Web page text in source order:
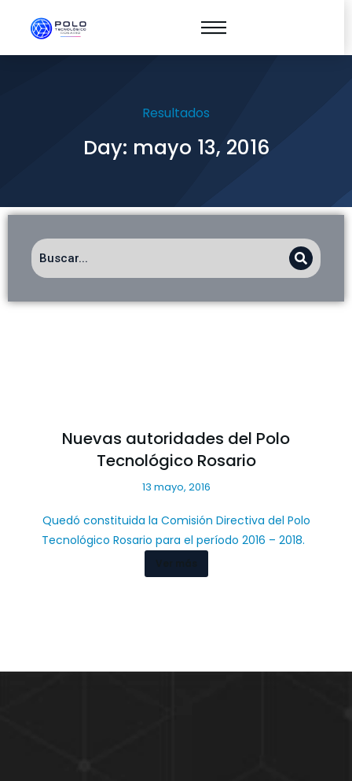
Resultados
Day: mayo 13, 2016
Nuevas autoridades del Polo
Tecnológico Rosario
13 mayo, 2016
Quedó constituida la Comisión Directiva del Polo
Tecnológico Rosario para el período 2016 – 2018.